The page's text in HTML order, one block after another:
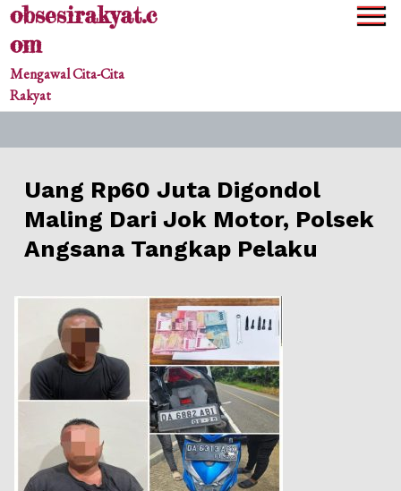
Skipobsesirakyat.c
om
Mengawal Cita-Cita
Rakyat
Uang Rp60 Juta Digondol
Maling Dari Jok Motor, Polsek
Angsana Tangkap Pelaku